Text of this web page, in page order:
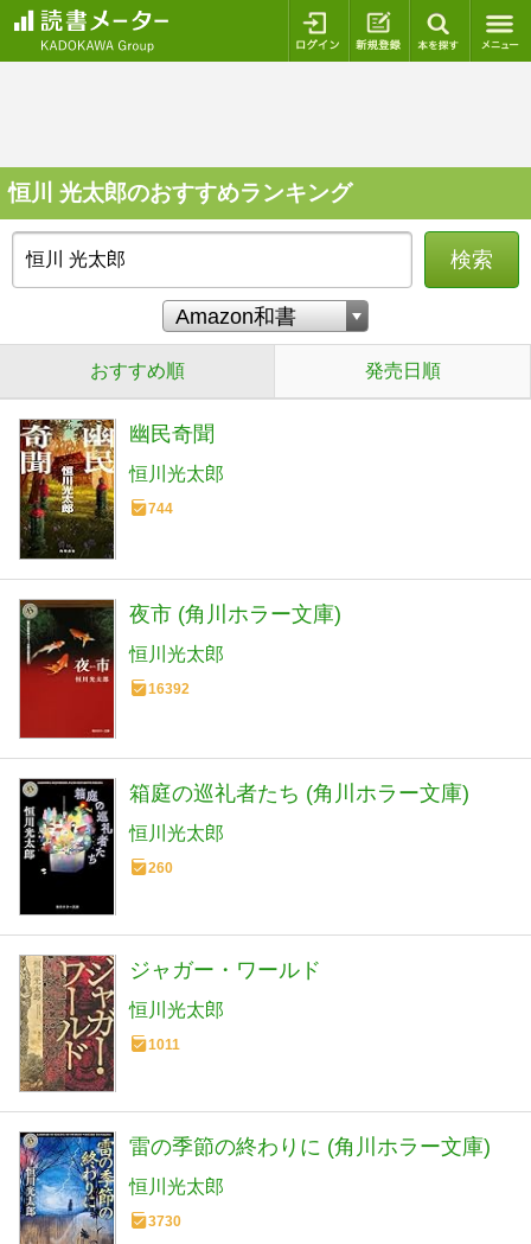
ログイン 新規登録
恒川 光太郎のおすすめランキング
検索
おすすめ順 発売日順
幽民奇聞
恒川光太郎
744
夜市 (角川ホラー文庫)
恒川光太郎
16392
箱庭の巡礼者たち (角川ホラー文庫)
恒川光太郎
260
ジャガー・ワールド
恒川光太郎
1011
雷の季節の終わりに (角川ホラー文庫)
恒川光太郎
3730